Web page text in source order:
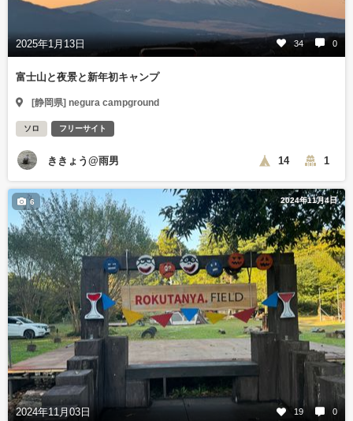
2025年1月13日 34 0
富士山と夜景と新年初キャンプ
[静岡県] negura campground
ソロ フリーサイト
ききょう@雨男 14 1
2024年11月4日
2024年11月03日 19 0
6